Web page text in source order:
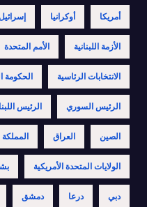
أمريكا أوكرانيا
الأزمة اللبنانية الأمم المتحدة
الانتخابات الرئاسية الحكومة
الرئيس السوري الرئيس
الصين العراق
الولايات المتحدة الأمريكية
دبي درعا دمشق